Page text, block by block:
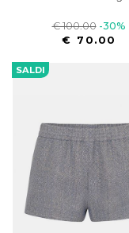
€ 100.00 -30%
€ 70.00
SALDI